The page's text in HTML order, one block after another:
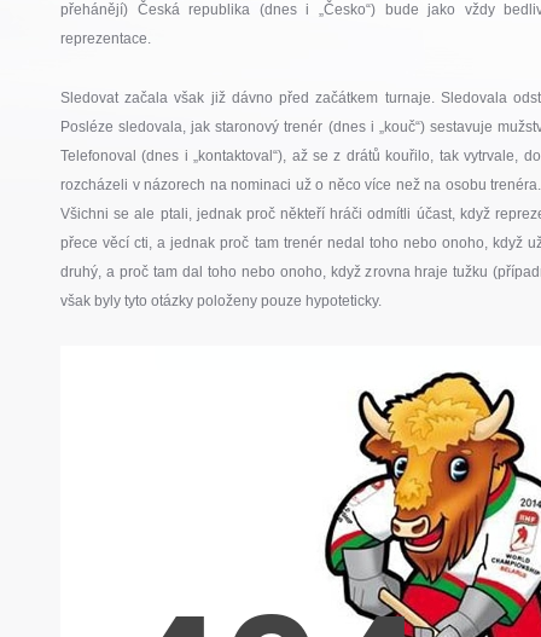
přehánějí) Česká republika (dnes i „Česko“) bude jako vždy
reprezentace.
Sledovat začala však již dávno před začátkem turnaje. Sledovala
Posléze sledovala, jak staronový trenér (dnes i „kouč“) sestavuje
Telefonoval (dnes i „kontaktoval“), až se z drátů kouřilo, tak vytrvale,
rozcházeli v názorech na nominaci už o něco více než na osobu
Všichni se ale ptali, jednak proč někteří hráči odmítli účast, když
přece věcí cti, a jednak proč tam trenér nedal toho nebo onoho, když
druhý, a proč tam dal toho nebo onoho, když zrovna hraje tužku
však byly tyto otázky položeny pouze hypoteticky.